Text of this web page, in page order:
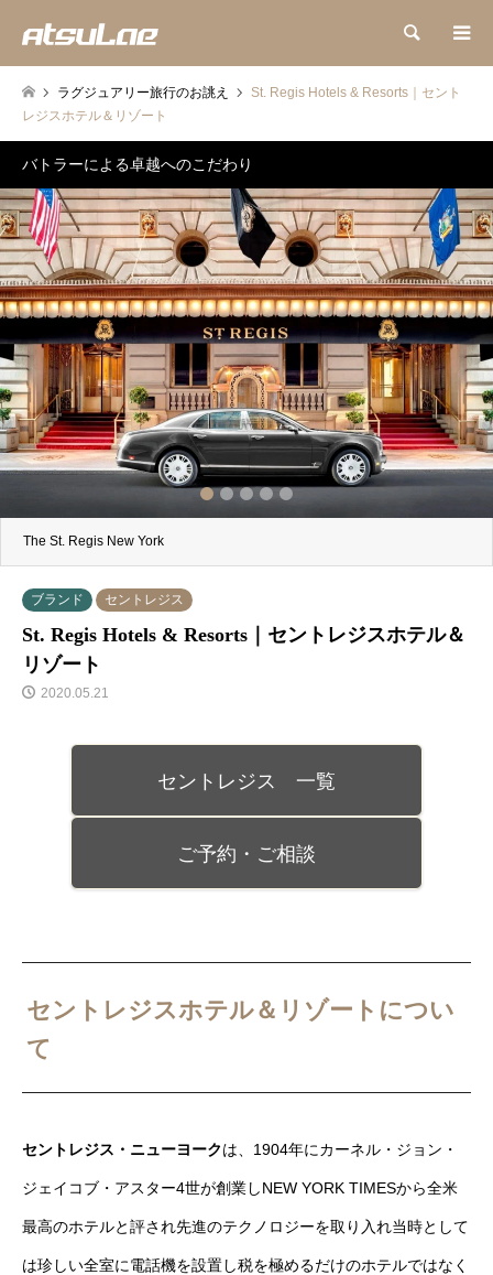
検索
ラグジュアリー旅行のお誂え
St. Regis Hotels & Resorts｜セント
レジスホテル＆リゾート
バトラーによる卓越へのこだわり
The St. Regis New York
The St. Regis Bora Bora Resort
ブランド セントレジス
St. Regis Hotels & Resorts｜セントレジスホテル＆
リゾート
2020.05.21
セントレジス 一覧
ご予約・ご相談
セントレジスホテル＆リゾートについ
て
セントレジス・ニューヨークは、1904年にカーネル・ジョン・
ジェイコブ・アスター4世が創業しNEW YORK TIMESから全米
最高のホテルと評され先進のテクノロジーを取り入れ当時として
は珍しい全室に電話機を設置し税を極めるだけのホテルではなく